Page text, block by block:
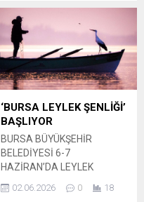
İÇİN 6 HAZİRAN’DA TYT, 7
HAZİRAN’DA İSE AYT
DENEME SINAVI
DÜZENLİYOR. ÜCRETSİZ
DENEME SINAVLARINA
KATILMAK İSTEYEN
ÜNİVERSİTE ADAYLARI,
BÜYÜKŞEHİR BELEDİYESİ
GENÇLİK MERKEZLERİ’NE 5
HAZİRAN CUMA GÜNÜ
SAAT 12.00’YE KADAR
BAŞVURABİLECEK. Her
alanda gençlerin yanında
‘BURSA LEYLEK ŞENLİĞİ’
BAŞLIYOR
BURSA BÜYÜKŞEHİR
BELEDİYESİ 6-7
HAZİRAN’DA LEYLEK
DOĞA HARİKASI
02.06.2026 0 18